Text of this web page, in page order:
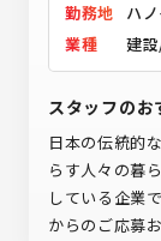
勤務地
ハ
業種
建
スタッフのお
日本の伝統的
らす人々の暮
している企業
からのご応募